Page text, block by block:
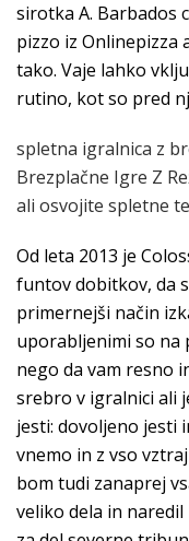
sirotka A. Barbados
pizzo iz Onlinepizza
tako. Vaje lahko
rutino, kot so pred
spletna igralnica z
Brezplačne Igre Z
ali osvojite spletne
Od leta 2013 je
funtov dobitkov, da
primernejši način
uporabljenimi so
nego da vam resno
srebro v igralnici ali
jesti: dovoljeno jesti
vnemo in z vso
bom tudi zanaprej
veliko dela in